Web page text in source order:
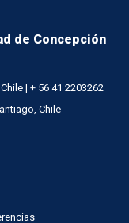
de Concepción
| + 56 41 2203262
Chile